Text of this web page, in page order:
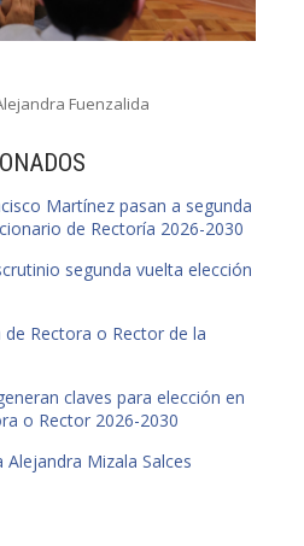
Martínez pasan a segunda
de Rectoría 2026-2030
segunda vuelta elección
Rectora o Rector de la
claves para elección en
o Rector 2026-2030
Mizala Salces
Fuenzalida